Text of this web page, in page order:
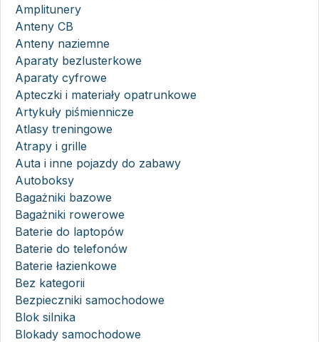
Amplitunery
Anteny CB
Anteny naziemne
Aparaty bezlusterkowe
Aparaty cyfrowe
Apteczki i materiały opatrunkowe
Artykuły piśmiennicze
Atlasy treningowe
Atrapy i grille
Auta i inne pojazdy do zabawy
Autoboksy
Bagażniki bazowe
Bagażniki rowerowe
Baterie do laptopów
Baterie do telefonów
Baterie łazienkowe
Bez kategorii
Bezpieczniki samochodowe
Blok silnika
Blokady samochodowe